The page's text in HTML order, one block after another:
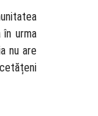
urma
nu are